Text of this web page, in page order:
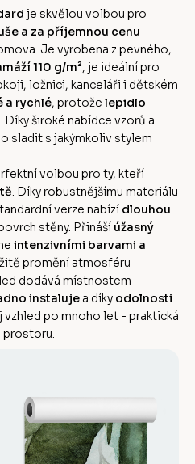
je skvělou volbou pro
a za příjemnou cenu
Je vyrobena z pevného,
110 g/m², je ideální pro
ložnici, kanceláři i dětském
a rychlé, protože lepidlo
. Díky široké nabídce vzorů a
sladit s jakýmkoliv stylem
volbou pro ty, kteří
. Díky robustnějšímu materiálu
verze nabízí dlouhou
stěny. Přináší úžasný
intenzivními barvami a
promění atmosféru
dodává místnostem
instaluje a díky odolnosti
vzhled po mnoho let - praktická